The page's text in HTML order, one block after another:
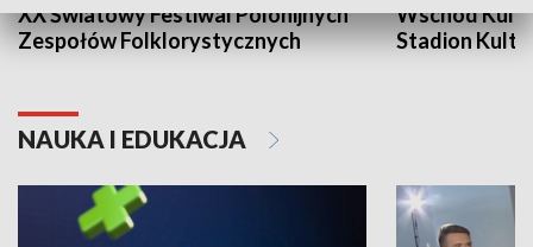
XX Światowy Festiwal Polonijnych
Zespołów Folklorystycznych
Wschód
Stadion
NAUKA I EDUKACJA